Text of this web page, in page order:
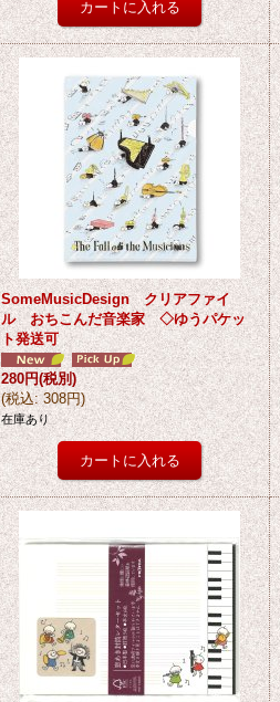
SomeMusicDesign クリアファイ
ル おちこんだ音楽家 ◇ゆうパケッ
ト発送可
280円(税別)
(税込: 308円)
在庫あり